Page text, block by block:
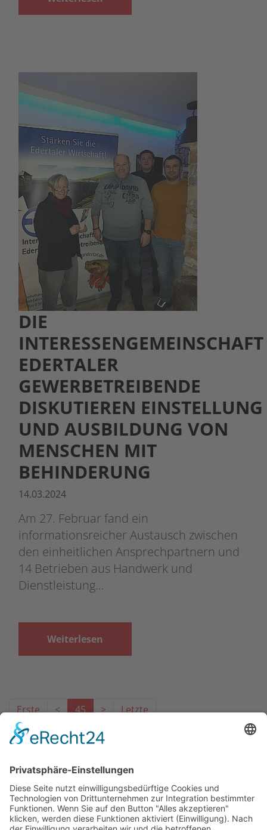
DIE
INTERESSENGEMEINSCHAFT
EDERTALER
GEWERBETREIBENDE
DISKUTIEREN EINSTELLUNG
UND AUSBILDUNG VON
MENSCHEN MIT
BEHINDERUNG
14.03.2024
Am 27. Februar fand ein
informationsreicher Austausch zwischen
den einheitlichen Ansprechpartnern und
14 Betrieben aus Handwerk und
Dienstleistung…
Weiterlesen
Erste < 45 > Letzte
Das Projekt zur Implementierung der Einheitlichen
Ansprechstellen für Arbeitgeber gemäß § 185a SGB IX in
Hessen wird gefördert aus Mitteln des LWV Hessen
Integrationsamtes. Das Projekt wird unter Einbindung
des Hessischen Ministeriums für Arbeit, Integration,
Jugend und Soziales von der Forschungsstelle des